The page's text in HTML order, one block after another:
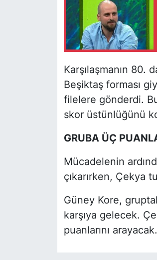
Karşılaşmanın 80.
Beşiktaş forması
filelere gönderdi.
skor üstünlüğünü
GRUBA ÜÇ
Mücadelenin
çıkarırken, Çekya
Güney Kore,
karşıya gelecek.
puanlarını arayacak.